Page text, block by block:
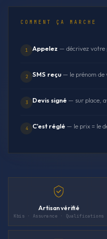
COMMENT ÇA MARCHE
1 Appelez — décrivez votre
2 SMS reçu — le prénom de
3 Devis signé — sur place,
4 C'est réglé — le prix = le
Artisan vérifié
Kbis · Assurance · Qualifications